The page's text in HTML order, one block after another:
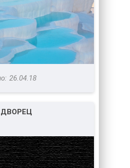
26.04.18